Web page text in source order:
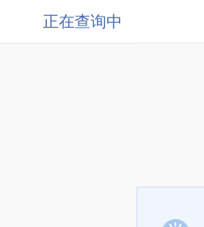
正在查询中